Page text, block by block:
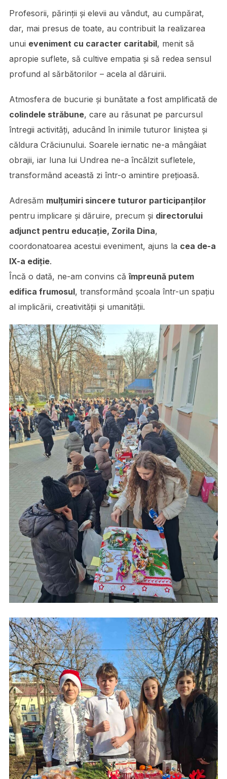
Profesorii, părinții și elevii au vândut, au cumpărat,
dar, mai presus de toate, au contribuit la realizarea
unui eveniment cu caracter caritabil, menit să
apropie suflete, să cultive empatia și să redea sensul
profund al sărbătorilor – acela al dăruirii.
Atmosfera de bucurie și bunătate a fost amplificată de
colindele străbune, care au răsunat pe parcursul
întregii activități, aducând în inimile tuturor liniștea și
căldura Crăciunului. Soarele iernatic ne-a mângâiat
obrajii, iar luna lui Undrea ne-a încălzit sufletele,
transformând această zi într-o amintire prețioasă.
Adresăm mulțumiri sincere tuturor participanților
pentru implicare și dăruire, precum și directorului
adjunct pentru educație, Zorila Dina,
coordonatoarea acestui eveniment, ajuns la cea de-a
IX-a ediție.
Încă o dată, ne-am convins căîmpreună putem
edifica frumosul, transformând școala într-un spațiu
al implicării, creativității și umanității.